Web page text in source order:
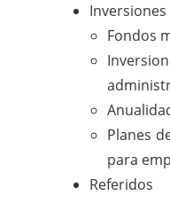
Fondos
Planes
para